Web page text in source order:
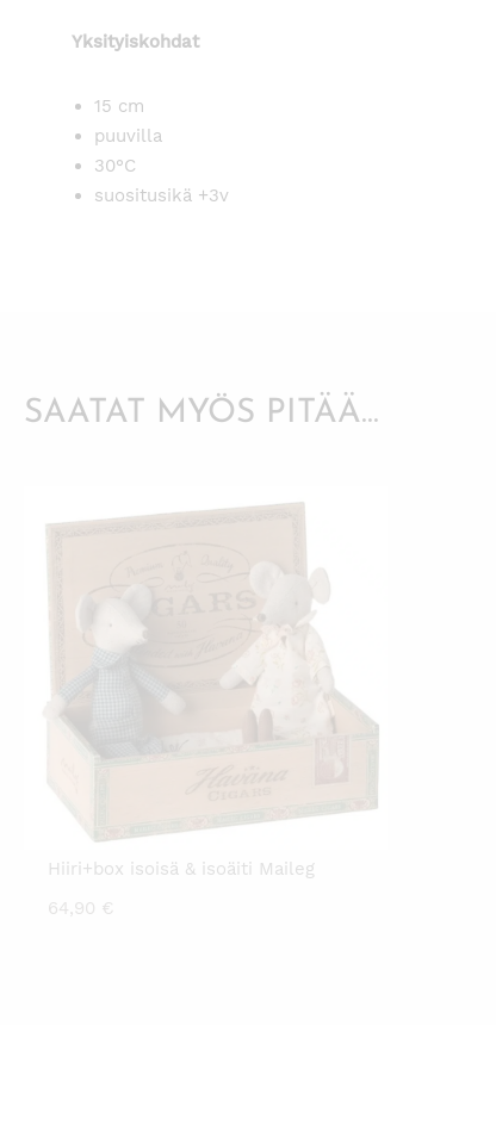
Yksityiskohdat
15 cm
puuvilla
30°C
suositusikä +3v
SAATAT MYÖS PITÄÄ...
Hiiri+box isoisä & isoäiti Maileg
64,90 €